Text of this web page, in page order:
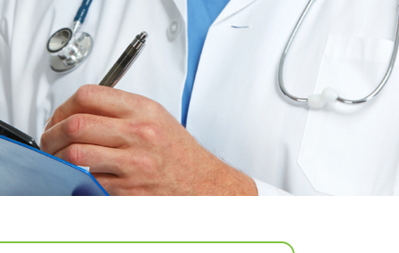
Tầm soát Ung thư toàn
diện
Tầm soát Ung thư tiêu
hóa
Tầm soát Ung thư
tuyến giáp
Tầm soát Ung thư Phổi